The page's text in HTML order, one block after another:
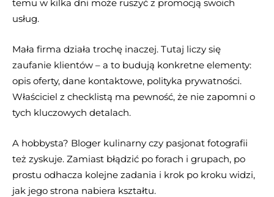
temu w kilka dni może ruszyć z promocją swoich
usług.
Mała firma działa trochę inaczej. Tutaj liczy się
zaufanie klientów – a to budują konkretne elementy:
opis oferty, dane kontaktowe, polityka prywatności.
Właściciel z checklistą ma pewność, że nie zapomni o
tych kluczowych detalach.
A hobbysta? Bloger kulinarny czy pasjonat fotografii
też zyskuje. Zamiast błądzić po forach i grupach, po
prostu odhacza kolejne zadania i krok po kroku widzi,
jak jego strona nabiera kształtu.